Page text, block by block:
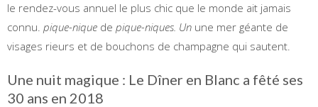
le rendez-vous annuel le plus chic que le monde ait jamais
connu. pique-nique de pique-niques. Un une mer géante de
visages rieurs et de bouchons de champagne qui sautent.
Une nuit magique : Le Dîner en Blanc a fêté ses
30 ans en 2018